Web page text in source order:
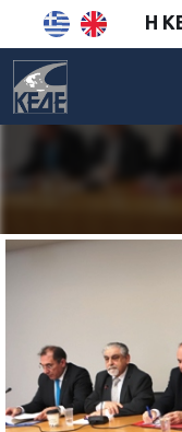
Η